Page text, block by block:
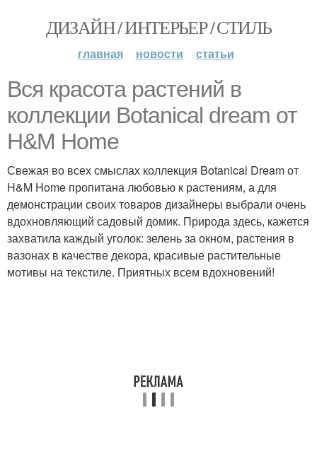
ДИЗАЙН / ИНТЕРЬЕР / СТИЛЬ
главная новости статьи
Вся красота растений в
коллекции Botanical dream от
H&M Home
Свежая во всех смыслах коллекция Botanical Dream от
H&M Home пропитана любовью к растениям, а для
демонстрации своих товаров дизайнеры выбрали очень
вдохновляющий садовый домик. Природа здесь, кажется
захватила каждый уголок: зелень за окном, растения в
вазонах в качестве декора, красивые растительные
мотивы на текстиле. Приятных всем вдохновений!